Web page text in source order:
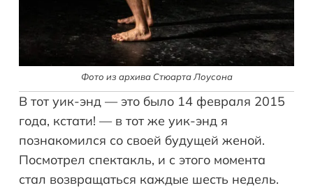
Фото из архива Стюарта Лоусона
В тот уик-энд — это было 14 февраля 2015
года, кстати! — в тот же уик-энд я
познакомился со своей будущей женой.
Посмотрел спектакль, и с этого момента
стал возвращаться каждые шесть недель.